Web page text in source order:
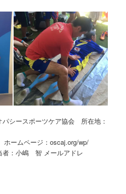
シースポーツケア協会 所在地：
ームページ：oscaj.org/wp/
者：小嶋 智 メールアドレ